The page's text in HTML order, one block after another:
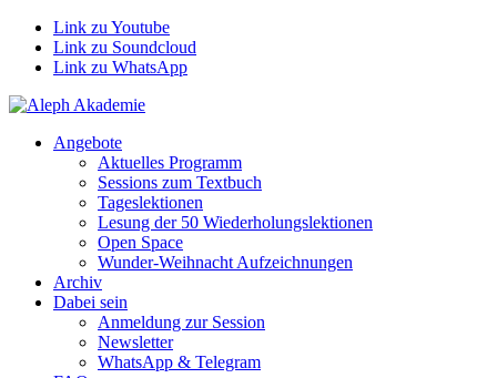
Link zu Youtube
Link zu Soundcloud
Link zu WhatsApp
Angebote
Aktuelles Programm
Sessions zum Textbuch
Tageslektionen
Lesung der 50 Wiederholungslektionen
Open Space
Wunder-Weihnacht Aufzeichnungen
Archiv
Dabei sein
Anmeldung zur Session
Newsletter
WhatsApp & Telegram